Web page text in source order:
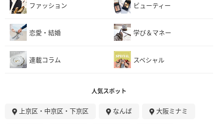
ファッション ビューティー
恋愛・結婚 学び＆マネー
連載コラム スペシャル
人気スポット
上京区・中京区・下京区 なんば 大阪ミナミ